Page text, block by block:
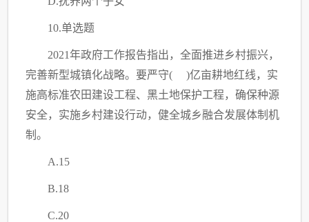
10.单选题
2021年政府工作报告指出，全面推进乡村振兴，
完善新型城镇化战略。要严守( )亿亩耕地红线，实
施高标准农田建设工程、黑土地保护工程，确保种源
安全，实施乡村建设行动，健全城乡融合发展体制机
制。
A.15
B.18
C.20